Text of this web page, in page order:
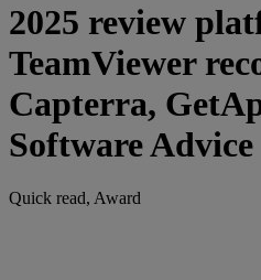
2025 review
TeamViewer
Capterra,
Software Advice
Quick read, Award